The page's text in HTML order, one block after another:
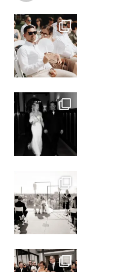
NEWS
ÜBER MICH
KONTAKT